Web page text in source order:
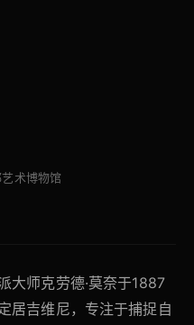
术博物馆
大师克劳德·莫奈于1887
居吉维尼，专注于捕捉自